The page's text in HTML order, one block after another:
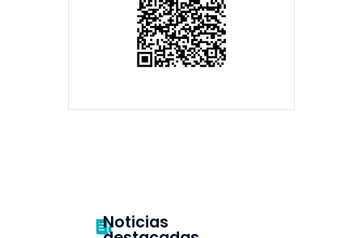
Noticias